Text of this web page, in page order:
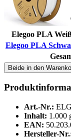
Elegoo PLA
Elegoo PLA
Beide in den
Art.-Nr.:
Inhalt: 1.000
EAN:
Hersteller-